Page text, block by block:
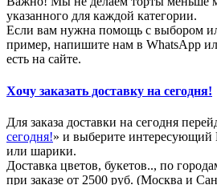
указанного для каждой категории.
Если вам нужна помощь с выбором
пример, напишите нам в WhatsApp
есть на сайте.
Хочу заказать доставку на сегодня!
Для заказа доставки на сегодня
сегодня!» и выберите интересующий
или шарики.
Доставка цветов, букетов.., по
при заказе от 2500 руб. (Москва и